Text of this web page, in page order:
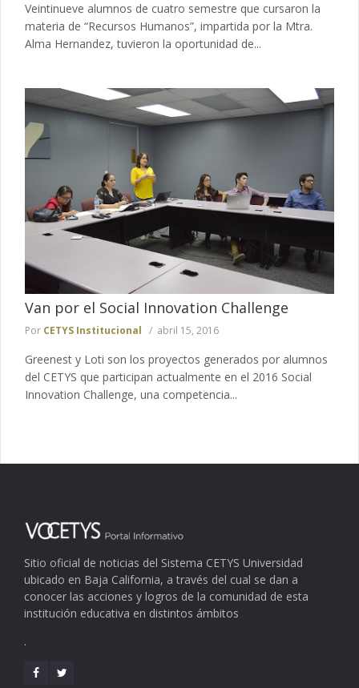
Veintinueve alumnos de cuatro semestre que cursaron la
materia de “Recursos Humanos”, impartida por la Mtra.
Alma Hernandez, tuvieron la oportunidad de...
Van por el Social Innovation Challenge
Por CETYS Institucional abril 15, 2016
Greenest y Loti son los proyectos generados por alumnos
del CETYS que participan actualmente en el 2016 Social
Innovation Challenge, una competencia...
Sitio oficial de noticias del Sistema CETYS Universidad
ubicado en Baja California, a través del cual se dan a
conocer las acciones y logros de la comunidad de esta
institución educativa en distintos ámbitos
.